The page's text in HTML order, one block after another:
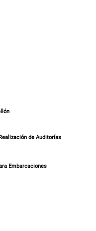
de Auditorías
Embarcaciones